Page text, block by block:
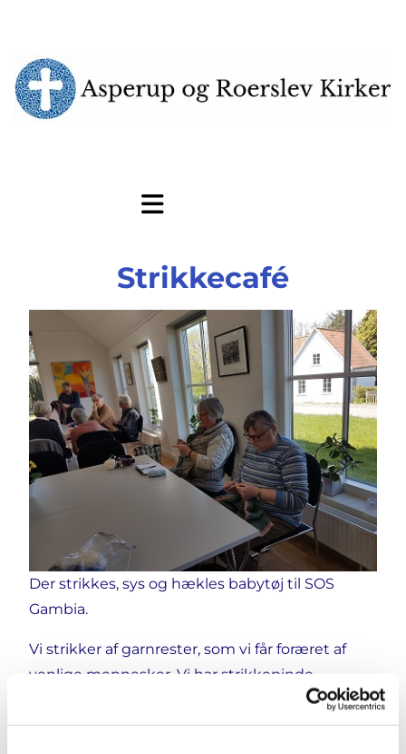
Strikkecafé
Der strikkes, sys og hækles babytøj til SOS
Gambia.
Vi strikker af garnrester, som vi får foræret af
venlige mennesker. Vi har strikkepinde,
hæklepinde og opskrifter. Så kom glad - du er
velkommen - og vi hjælper dig igang med af